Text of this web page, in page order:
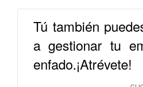
Tú también
a gestionar tu
enfado.¡Atrévete!